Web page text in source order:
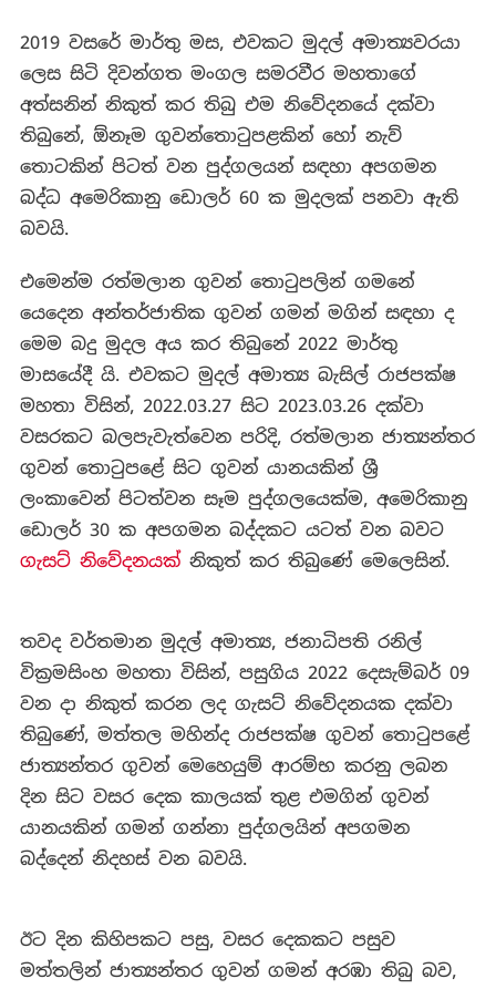
2019 වසරේ මාර්තු මස, එවකට මුදල් අමාත්‍යවරයා
ලෙස සිටි දිවන්ගත මංගල සමරවීර මහතාගේ
අත්සනින් නිකුත් කර තිබු එම නිවේදනයේ දක්වා
තිබුනේ, ඕනෑම ගුවන්තොටුපළකින් හෝ නැව්
තොටකින් පිටත් වන පුද්ගලයන් සඳහා අපගමන
බද්ධ අමෙරිකානු ඩොලර් 60 ක මුදලක් පනවා ඇති
බවයි.
එමෙන්ම රත්මලාන ගුවන් තොටුපලින් ගමනේ
යෙදෙන අන්තර්ජාතික ගුවන් ගමන් මගින් සඳහා ද
මෙම බදු මුදල අය කර තිබුනේ 2022 මාර්තු
මාසයේදී යි. එවකට මුදල් අමාත්‍ය බැසිල් රාජපක්ෂ
මහතා විසින්, 2022.03.27 සිට 2023.03.26 දක්වා
වසරකට බලපැවැත්වෙන පරිදි, රත්මලාන ජාත්‍යන්තර
ගුවන් තොටුපළේ සිට ගුවන් යානයකින් ශ්‍රී
ලංකාවෙන් පිටත්වන සෑම පුද්ගලයෙක්ම, අමෙරිකානු
ඩොලර් 30 ක අපගමන බද්දකට යටත් වන බවට
ගැසට් නිවේදනයක්නිකුත් කර තිබුණේ මෙලෙසින්.
තවද වර්තමාන මුදල් අමාත්‍ය, ජනාධිපති රනිල්
වික්‍රමසිංහ මහතා විසින්, පසුගිය 2022 දෙසැම්බර් 09
වන දා නිකුත් කරන ලද ගැසට් නිවේදනයක දක්වා
තිබුණේ, මත්තල මහින්ද රාජපක්ෂ ගුවන් තොටුපළේ
ජාත්‍යන්තර ගුවන් මෙහෙයුම් ආරම්භ කරනු ලබන
දින සිට වසර දෙක කාලයක් තුළ එමගින් ගුවන්
යානයකින් ගමන් ගන්නා පුද්ගලයින් අපගමන
බද්දෙන් නිදහස් වන බවයි.
ඊට දින කිහිපකට පසු, වසර දෙකකට පසුව
මත්තලින් ජාත්‍යන්තර ගුවන් ගමන් අරඹා තිබු බව,